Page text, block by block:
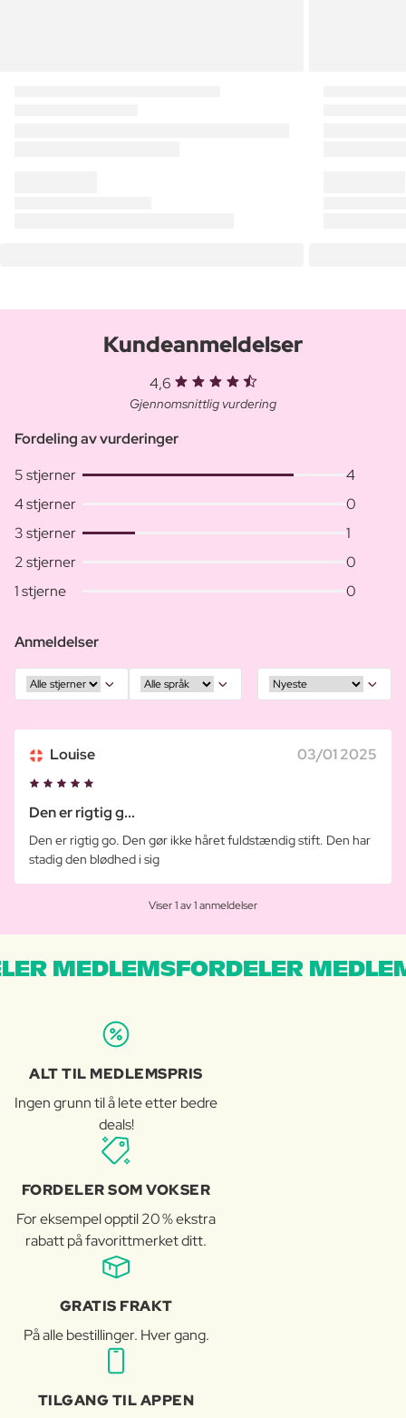
Kundeanmeldelser
4,6
Gjennomsnittlig vurdering
Fordeling av vurderinger
5 stjerner
4
4 stjerner
0
3 stjerner
1
2 stjerner
0
1 stjerne
0
Anmeldelser
Louise 03/01 2025
Den er rigtig g...
Den er rigtig go. Den gør ikke håret fuldstændig stift. Den har
stadig den blødhed i sig
Viser 1 av 1 anmeldelser
MEDLEMSFORDELER
ALT TIL MEDLEMSPRIS
Ingen grunn til å lete etter bedre
deals!
FORDELER SOM VOKSER
For eksempel opptil 20 % ekstra
rabatt på favorittmerket ditt.
GRATIS FRAKT
På alle bestillinger. Hver gang.
TILGANG TIL APPEN